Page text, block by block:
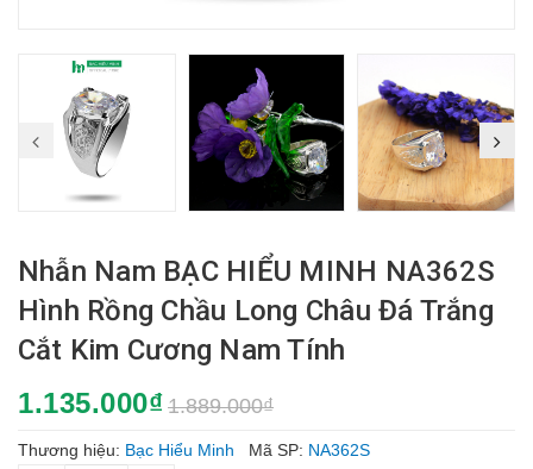
Nhẫn Nam BẠC HIỂU MINH NA362S
Hình Rồng Chầu Long Châu Đá Trắng
Cắt Kim Cương Nam Tính
1.135.000₫ 1.889.000₫
Thương hiệu: Bạc Hiểu Minh Mã SP: NA362S